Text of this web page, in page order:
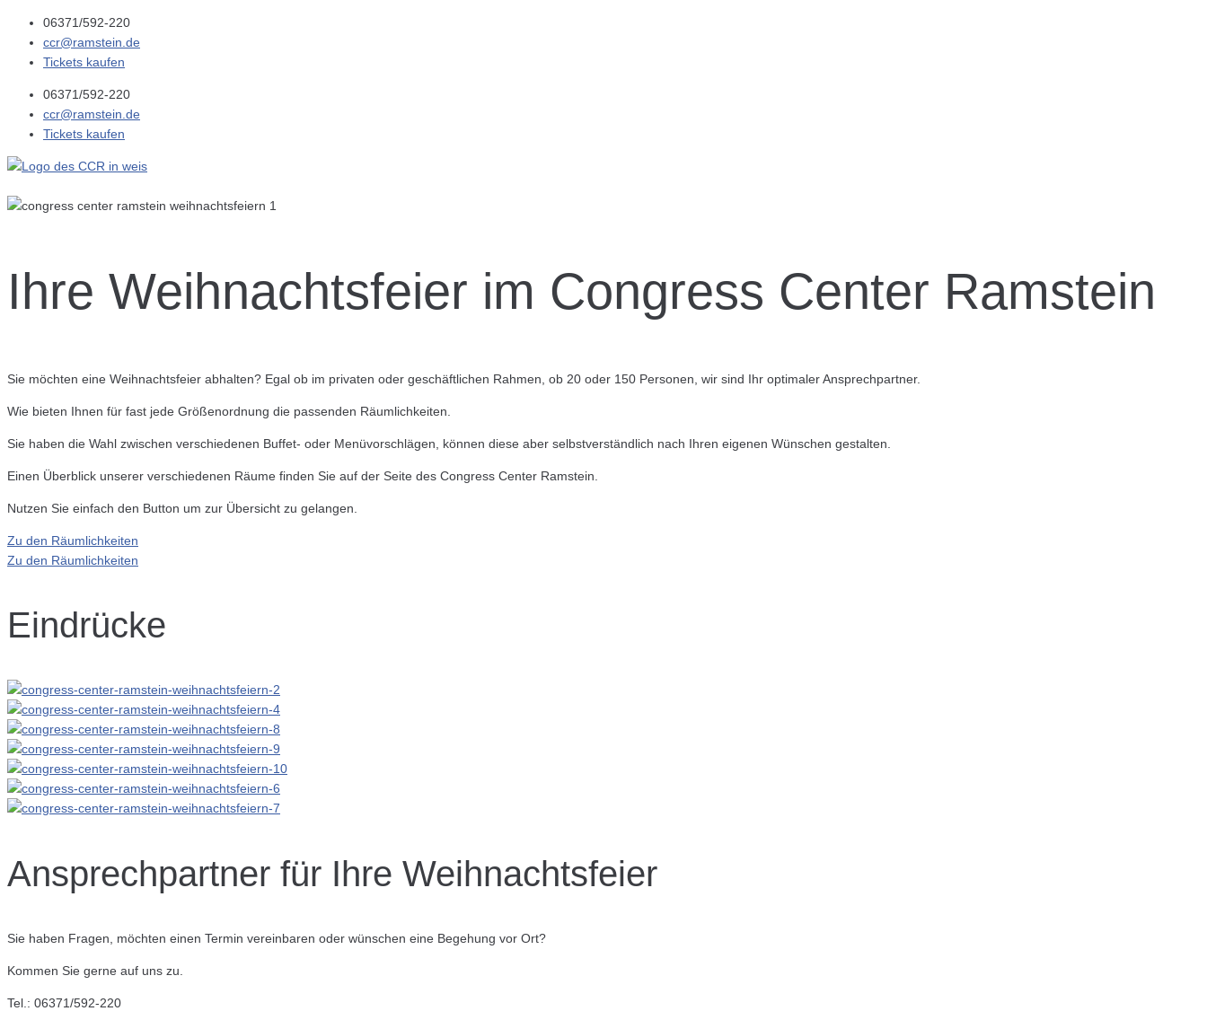
06371/592-220
ccr@ramstein.de
Tickets kaufen
06371/592-220
ccr@ramstein.de
Tickets kaufen
Ihre Weihnachtsfeier im Congress Center Ramstein
Sie möchten eine Weihnachtsfeier abhalten? Egal ob im privaten oder geschäftlichen Rahmen, ob 20 oder 150 Personen, wir sind Ihr optimaler Ansprechpartner.
Wie bieten Ihnen für fast jede Größenordnung die passenden Räumlichkeiten.
Sie haben die Wahl zwischen verschiedenen Buffet- oder Menüvorschlägen, können diese aber selbstverständlich nach Ihren eigenen Wünschen gestalten.
Einen Überblick unserer verschiedenen Räume finden Sie auf der Seite des Congress Center Ramstein.
Nutzen Sie einfach den Button um zur Übersicht zu gelangen.
Zu den Räumlichkeiten
Zu den Räumlichkeiten
Eindrücke
Ansprechpartner für Ihre Weihnachtsfeier
Sie haben Fragen, möchten einen Termin vereinbaren oder wünschen eine Begehung vor Ort?
Kommen Sie gerne auf uns zu.
Tel.: 06371/592-220